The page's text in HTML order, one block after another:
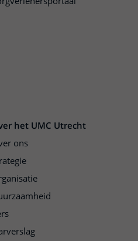
het UMC Utrecht
ons